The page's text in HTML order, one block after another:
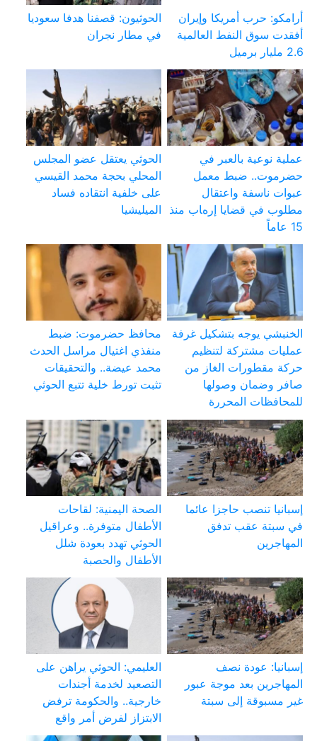
أرامكو: حرب أمريكا وإيران
أفقدت سوق النفط العالمية
2.6 مليار برميل
الحوثيون: قصفنا هدفا سعوديا
في مطار نجران
عملية نوعية بالعبر في
حضرموت.. ضبط معمل
عبوات ناسفة واعتقال
مطلوب في قضايا إرهاب منذ
15 عاماً
الحوثي يعتقل عضو المجلس
المحلي بحجة محمد القيسي
على خلفية انتقاده فساد
الميليشيا
الخنبشي يوجه بتشكيل غرفة
عمليات مشتركة لتنظيم
حركة مقطورات الغاز من
صافر وضمان وصولها
للمحافظات المحررة
محافظ حضرموت: ضبط
منفذي اغتيال مراسل الحدث
محمد عيضة.. والتحقيقات
تثبت تورط خلية تتبع الحوثي
إسبانيا تنصب حاجزا عائما
في سبتة عقب تدفق
المهاجرين
الصحة اليمنية: لقاحات
الأطفال متوفرة.. وعراقيل
الحوثي تهدد بعودة شلل
الأطفال والحصبة
إسبانيا: عودة نصف
المهاجرين بعد موجة عبور
غير مسبوقة إلى سبتة
العليمي: الحوثي يراهن على
التصعيد لخدمة أجندات
خارجية.. والحكومة ترفض
الابتزاز لفرض أمر واقع